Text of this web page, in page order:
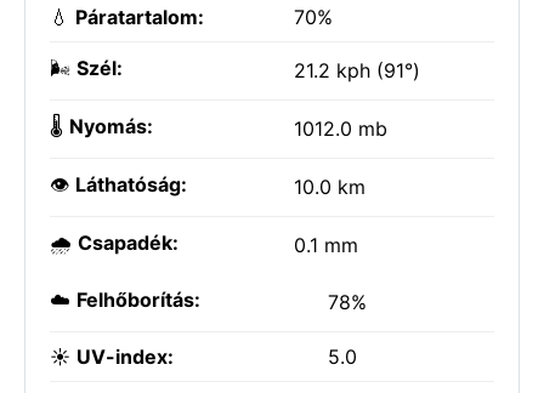
💧 Páratartalom: 70%
🌬️ Szél: 21.2 kph (91°)
🌡️ Nyomás: 1012.0 mb
👁️ Láthatóság: 10.0 km
🌧️ Csapadék: 0.1 mm
☁️ Felhőborítás: 78%
☀️ UV-index: 5.0